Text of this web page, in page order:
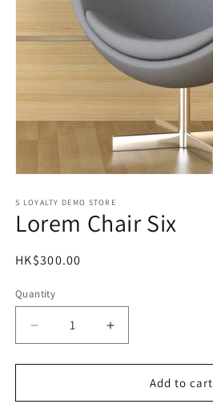
1
in
modal
S LOYALTY DEMO STORE
Lorem Chair Six
Regular
HK$300.00
Quantity
Decrease
quantity
for
Chair
Increase
quantity
for
Chair
Add to cart